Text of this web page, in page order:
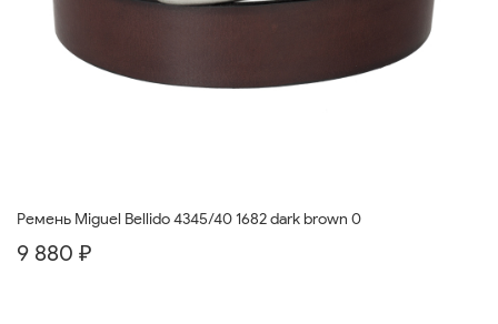
Ремень Miguel Bellido 4345/40 1682 dark brown 0
9 880 ₽